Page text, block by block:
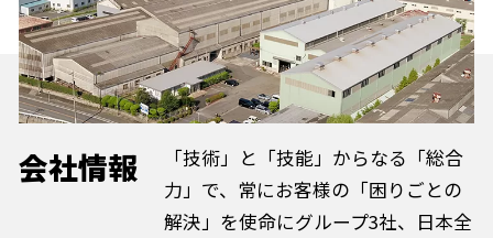
会社情報
「技術」と「技能」からなる「総合
力」で、常にお客様の「困りごとの
解決」を使命にグループ3社、日本全